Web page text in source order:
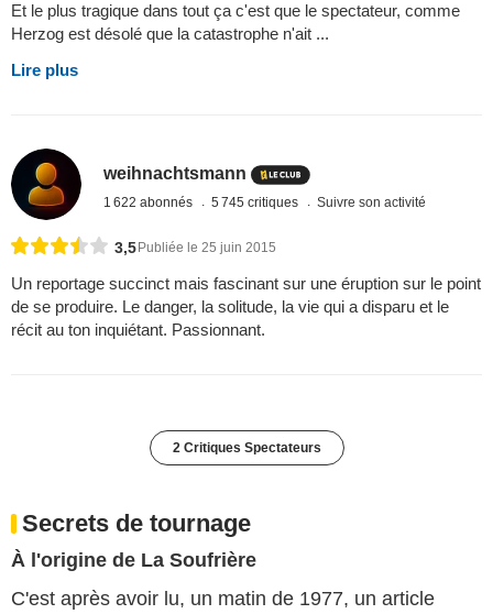
Et le plus tragique dans tout ça c'est que le spectateur, comme
Herzog est désolé que la catastrophe n'ait ...
Lire plus
weihnachtsmann
1 622 abonnés 5 745 critiques Suivre son activité
3,5Publiée le 25 juin 2015
Un reportage succinct mais fascinant sur une éruption sur le point
de se produire. Le danger, la solitude, la vie qui a disparu et le
récit au ton inquiétant. Passionnant.
2 Critiques Spectateurs
Secrets de tournage
À l'origine de La Soufrière
C'est après avoir lu, un matin de 1977, un article